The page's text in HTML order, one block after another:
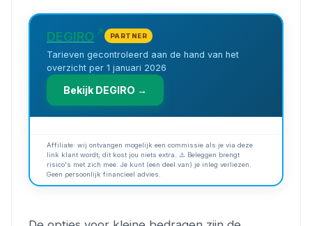
DEGIRO PARTNER
Tarieven gecontroleerd aan de hand van het
overzicht per 1 januari 2026
Bekijk DEGIRO →
Affiliate: wij ontvangen mogelijk een commissie als je via deze
link klant wordt; dit kost jou niets extra. ⚠️ Beleggen brengt
risico's met zich mee. Je kunt (een deel van) je inleg verliezen.
Geen persoonlijk financieel advies.